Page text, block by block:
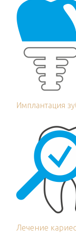
Имплантация
Лечение